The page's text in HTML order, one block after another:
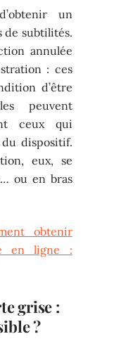
un
de subtilités.
annulée
: ces
d’être
peuvent
ceux qui
dispositif.
eux, se
ou en bras
obtenir
en ligne :
grise :
?